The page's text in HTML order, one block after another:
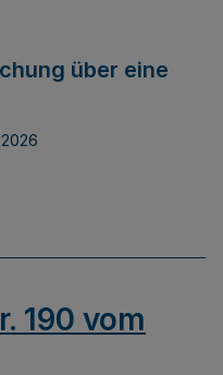
über eine
190 vom